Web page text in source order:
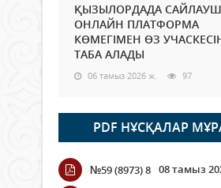
ҚЫЗЫЛОРДАДА
ОНЛАЙН ПЛАТФОРМА
КӨМЕГІМЕН ӨЗ
ТАБА АЛАДЫ
06 тамыз 2026 ж. 97
Open Air: Қызылорда
полиция департаменті 20
мыңнан астам
қауіпсіздігін қамтамасыз
06 тамыз 2026 ж.
PDF НҰСҚАЛАР
№59 (8973) 8 08 тамыз